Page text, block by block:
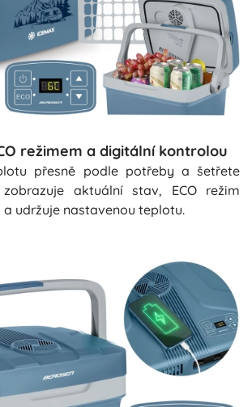
režimem a digitální kontrolou
přesně podle potřeby a šetřete
aktuální stav, ECO režim
udržuje nastavenou teplotu.